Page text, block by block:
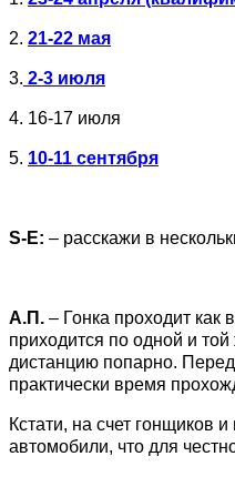
2. 21-22 мая
3. 2-3 июля
4. 16-17 июля
5. 10-11 сентября
S-E: – расскажи в
А.П. – Гонка проходит как
приходится по одной и
дистанцию попарно.
практически время
Кстати, на счет гонщиков
автомобили, что для